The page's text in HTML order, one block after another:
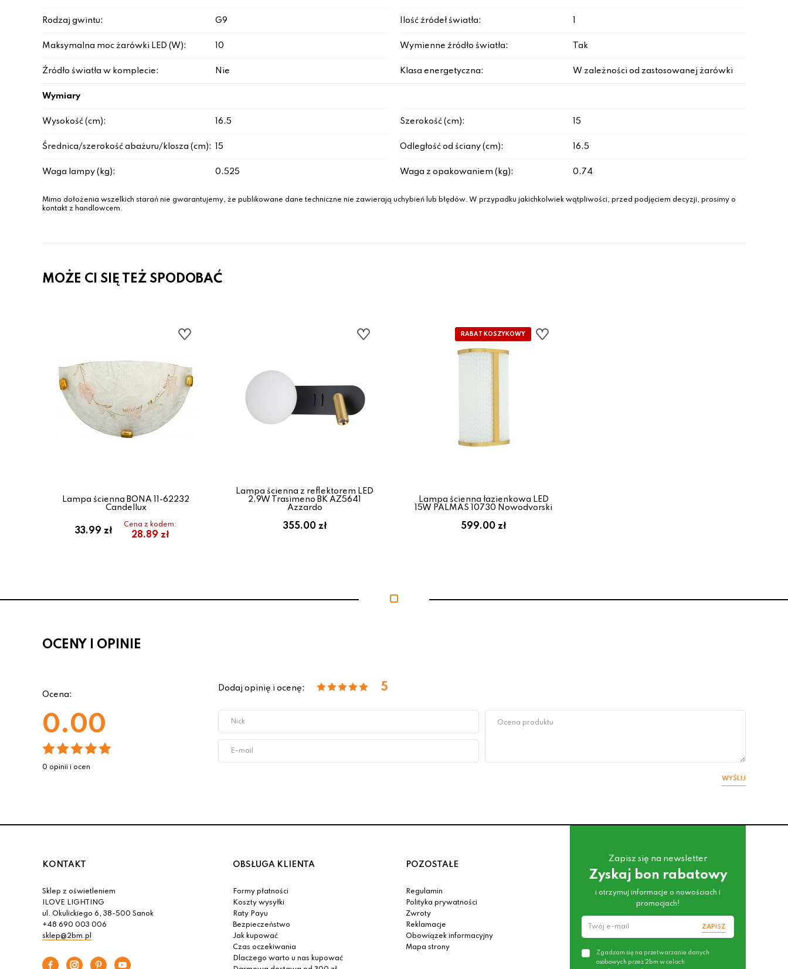
Rodzaj gwintu: G9 Ilość źródeł światła:
Maksymalna moc żarówki LED (W): 10 Wymienne źródło światła: Tak
Źródło światła w komplecie: Nie Klasa energetyczna: W zależności od zastosowanej żarówki
Wymiary
Wysokość (cm): 16.5 Szerokość (cm): 15
Średnica/szerokość abażuru/klosza (cm): 15 Odległość od ściany (cm): 16.5
Waga lampy (kg): 0.525 Waga z opakowaniem (kg): 0.74
Mimo dołożenia wszelkich starań nie gwarantujemy, że publikowane dane techniczne nie zawierają uchybień lub błędów. W przypadku jakichkolwiek wątpliwości, przed podjęciem decyzji, prosimy o
kontakt z handlowcem.
MOŻE CI SIĘ TEŻ SPODOBAĆ
Lampa ścienna BONA 11-62232
Candellux
33.99 zł
Cena z kodem:
28.89 zł
Lampa ścienna z reflektorem LED
2,9W Trasimeno BK AZ5641
Azzardo
355.00 zł
Lampa ścienna łazienkowa LED
15W PALMAS 10730 Nowodvorski
599.00 zł
OCENY I OPINIE
Ocena:
0.00
0 opinii i ocen
Dodaj opinię i ocenę: 5
WYŚLIJ
KONTAKT
Sklep z oświetleniem
ILOVE LIGHTING
ul. Okulickiego 6, 38-500 Sanok
+48 690 003 006
sklep@2bm.pl
OBSŁUGA KLIENTA
Formy płatności
Koszty wysyłki
Raty Payu
Bezpieczeństwo
Jak kupować
Czas oczekiwania
Dlaczego warto u nas kupować
POZOSTAŁE
Regulamin
Polityka prywatności
Zwroty
Reklamacje
Obowiązek informacyjny
Mapa strony
Zapisz się na newsletter
Zyskaj bon rabatowy
i otrzymuj informacje o nowościach i
promocjach!
ZAPISZ
Zgadzam się na przetwarzanie danych
osobowych przez 2bm w celach